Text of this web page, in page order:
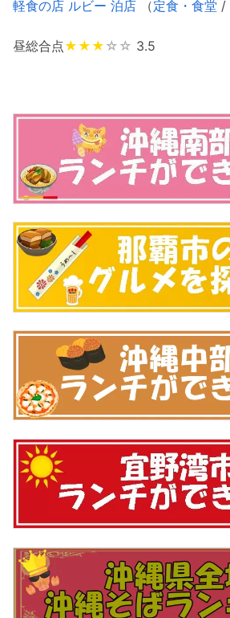
軽食の店 ルビー 泊店 （定食・食堂 /
昼総合点★★★ ☆☆ 3.5